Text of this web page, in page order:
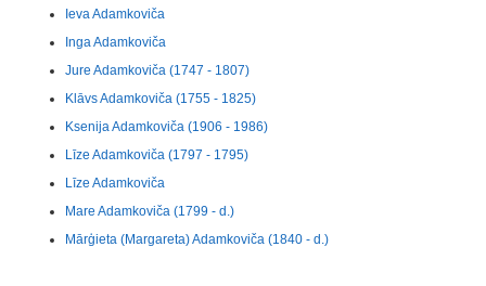
Ieva Adamkoviča
Inga Adamkoviča
Jure Adamkoviča (1747 - 1807)
Klāvs Adamkoviča (1755 - 1825)
Ksenija Adamkoviča (1906 - 1986)
Līze Adamkoviča (1797 - 1795)
Līze Adamkoviča
Mare Adamkoviča (1799 - d.)
Mārģieta (Margareta) Adamkoviča (1840 - d.)